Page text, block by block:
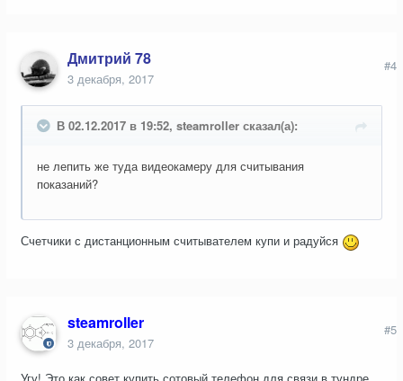
Дмитрий 78
3 декабря, 2017
#4
В 02.12.2017 в 19:52, steamroller сказал(а):
не лепить же туда видеокамеру для считывания
показаний?
Счетчики с дистанционным считывателем купи и радуйся
steamroller
3 декабря, 2017
#5